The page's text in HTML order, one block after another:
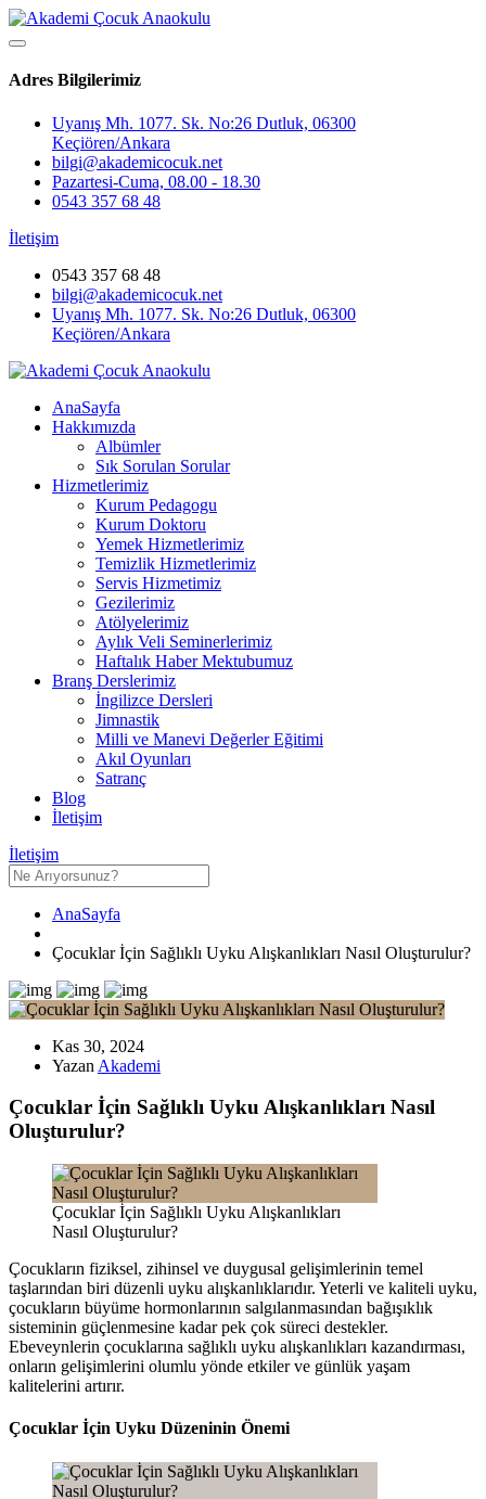
Adres Bilgilerimiz
Uyanış Mh. 1077. Sk. No:26 Dutluk, 06300
Keçiören/Ankara
bilgi@akademicocuk.net
Pazartesi-Cuma, 08.00 - 18.30
0543 357 68 48
İletişim
0543 357 68 48
bilgi@akademicocuk.net
Uyanış Mh. 1077. Sk. No:26 Dutluk, 06300
Keçiören/Ankara
AnaSayfa
Hakkımızda
Albümler
Sık Sorulan Sorular
Hizmetlerimiz
Kurum Pedagogu
Kurum Doktoru
Yemek Hizmetlerimiz
Temizlik Hizmetlerimiz
Servis Hizmetimiz
Gezilerimiz
Atölyelerimiz
Aylık Veli Seminerlerimiz
Haftalık Haber Mektubumuz
Branş Derslerimiz
İngilizce Dersleri
Jimnastik
Milli ve Manevi Değerler Eğitimi
Akıl Oyunları
Satranç
Blog
İletişim
İletişim
AnaSayfa
Çocuklar İçin Sağlıklı Uyku Alışkanlıkları Nasıl Oluşturulur?
Kas 30, 2024
Yazan Akademi
Çocuklar İçin Sağlıklı Uyku Alışkanlıkları Nasıl
Oluşturulur?
Çocuklar İçin Sağlıklı Uyku Alışkanlıkları
Nasıl Oluşturulur?
Çocukların fiziksel, zihinsel ve duygusal gelişimlerinin temel
taşlarından biri düzenli uyku alışkanlıklarıdır. Yeterli ve kaliteli uyku,
çocukların büyüme hormonlarının salgılanmasından bağışıklık
sisteminin güçlenmesine kadar pek çok süreci destekler.
Ebeveynlerin çocuklarına sağlıklı uyku alışkanlıkları kazandırması,
onların gelişimlerini olumlu yönde etkiler ve günlük yaşam
kalitelerini artırır.
Çocuklar İçin Uyku Düzeninin Önemi